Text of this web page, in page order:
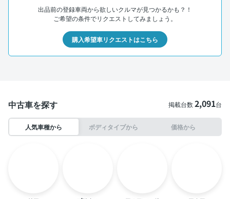
出品前の登録車両から欲しいクルマが見つかるかも？！
ご希望の条件でリクエストしてみましょう。
購入希望車リクエストはこちら
中古車を探す 掲載台数2,091台
人気車種から ボディタイプから 価格から